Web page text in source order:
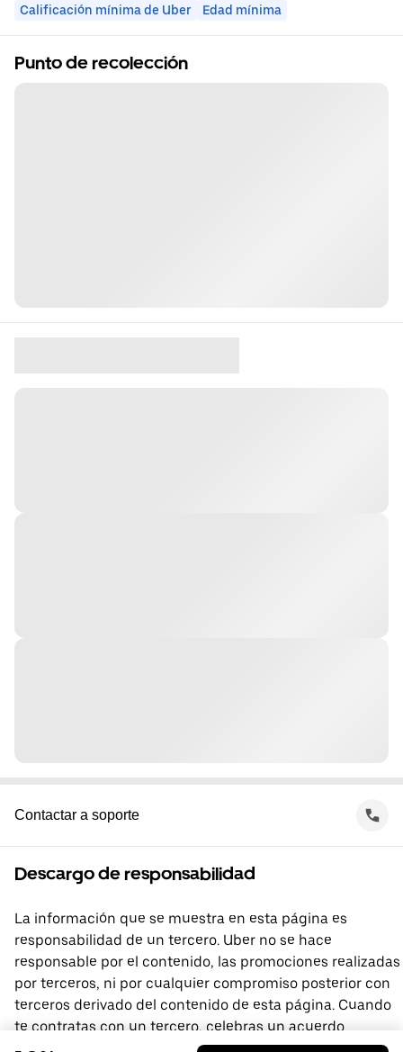
Calificación mínima de Uber
Edad mínima
Punto de recolección
Contactar a soporte
Descargo de responsabilidad
La información que se muestra en esta página es
responsabilidad de un tercero. Uber no se hace
responsable por el contenido, las promociones realizadas
por terceros, ni por cualquier compromiso posterior con
terceros derivado del contenido de esta página. Cuando
te contratas con un tercero, celebras un acuerdo
directamente con él, del que Uber no forma parte. Si